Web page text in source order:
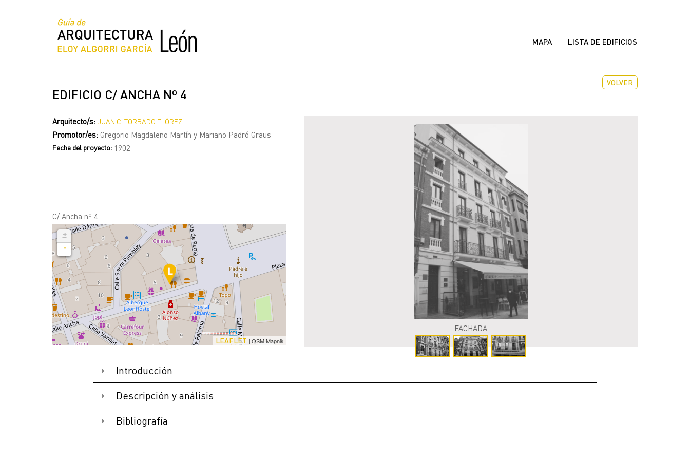
MAPA LISTA DE EDIFICIOS
VOLVER
EDIFICIO C/ ANCHA Nº 4
Arquitecto/s: JUAN C. TORBADO FLÓREZ
Promotor/es: Gregorio Magdaleno Martín y Mariano Padró Graus
Fecha del proyecto: 1902
C/ Ancha nº 4
+
-
LEAFLET | OSM Mapnik
FACHADA
Introducción
Descripción y análisis
Bibliografía